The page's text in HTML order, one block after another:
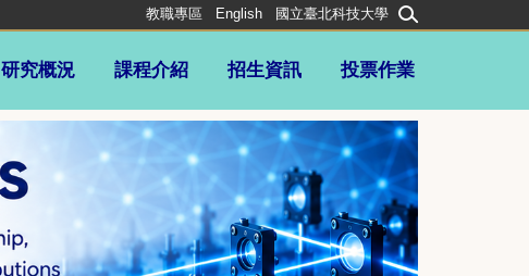
研究概況 課程介紹 招生資訊 投票作業
教職專區 English 國立臺北科技大學